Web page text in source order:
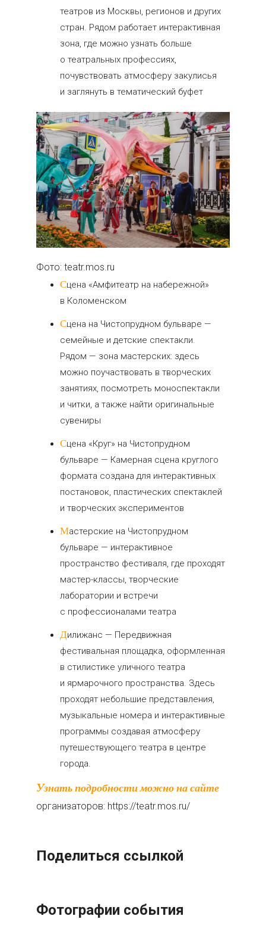
театров из Москвы, регионов и других
стран. Рядом работает интерактивная
зона, где можно узнать больше
о театральных профессиях,
почувствовать атмосферу закулисья
и заглянуть в тематический буфет
Фото: teatr.mos.ru
Сцена «Амфитеатр на набережной»
в Коломенском
Сцена на Чистопрудном бульваре —
семейные и детские спектакли.
Рядом — зона мастерских: здесь
можно поучаствовать в творческих
занятиях, посмотреть моноспектакли
и читки, а также найти оригинальные
сувениры
Сцена «Круг» на Чистопрудном
бульваре — Камерная сцена круглого
формата создана для интерактивных
постановок, пластических спектаклей
и творческих экспериментов
Мастерские на Чистопрудном
бульваре — интерактивное
пространство фестиваля, где проходят
мастер-классы, творческие
лаборатории и встречи
с профессионалами театра
Дилижанс — Передвижная
фестивальная площадка, оформленная
в стилистике уличного театра
и ярмарочного пространства. Здесь
проходят небольшие представления,
музыкальные номера и интерактивные
программы создавая атмосферу
путешествующего театра в центре
города.
Узнать подробности можно на сайте
организаторов: https://teatr.mos.ru/
Поделиться ссылкой
Фотографии события